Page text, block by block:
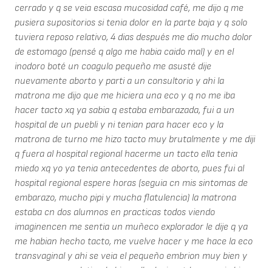
cerrado y q se veia escasa mucosidad café, me dijo q me
pusiera supositorios si tenia dolor en la parte baja y q solo
tuviera reposo relativo, 4 dias después me dio mucho dolor
de estomago (pensé q algo me habia caido mal) y en el
inodoro boté un coagulo pequeño me asusté dije
nuevamente aborto y parti a un consultorio y ahi la
matrona me dijo que me hiciera una eco y q no me iba
hacer tacto xq ya sabia q estaba embarazada, fui a un
hospital de un puebli y ni tenian para hacer eco y la
matrona de turno me hizo tacto muy brutalmente y me diji
q fuera al hospital regional hacerme un tacto ella tenia
miedo xq yo ya tenia antecedentes de aborto, pues fui al
hospital regional espere horas (seguia cn mis sintomas de
embarazo, mucho pipi y mucha flatulencia) la matrona
estaba cn dos alumnos en practicas todos viendo
imaginencen me sentia un muñeco explorador le dije q ya
me habian hecho tacto, me vuelve hacer y me hace la eco
transvaginal y ahi se veia el pequeño embrion muy bien y